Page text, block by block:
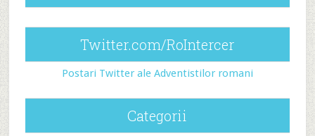
Twitter.com/RoIntercer
Postari Twitter ale Adventistilor romani
Categorii